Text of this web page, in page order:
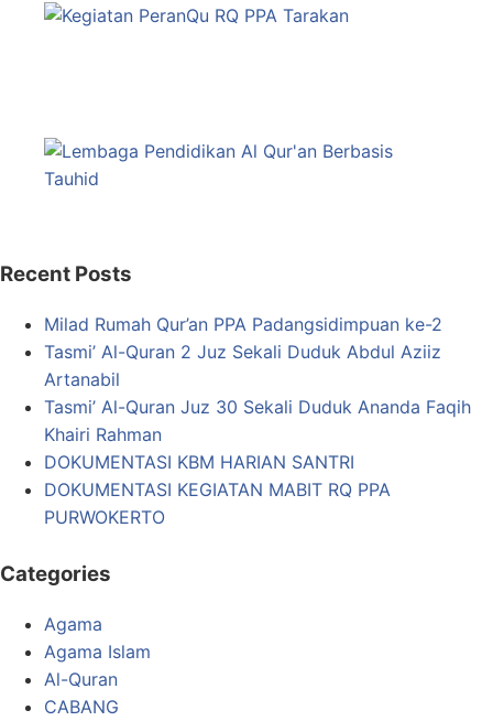
Recent Posts
Milad Rumah Qur’an PPA Padangsidimpuan ke-2
Tasmi’ Al-Quran 2 Juz Sekali Duduk Abdul Aziiz
Artanabil
Tasmi’ Al-Quran Juz 30 Sekali Duduk Ananda Faqih
Khairi Rahman
DOKUMENTASI KBM HARIAN SANTRI
DOKUMENTASI KEGIATAN MABIT RQ PPA
PURWOKERTO
Categories
Agama
Agama Islam
Al-Quran
CABANG